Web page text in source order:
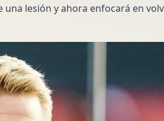
lesión y ahora enfocará en